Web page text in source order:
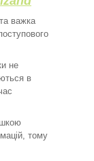
важка
не
в
тому